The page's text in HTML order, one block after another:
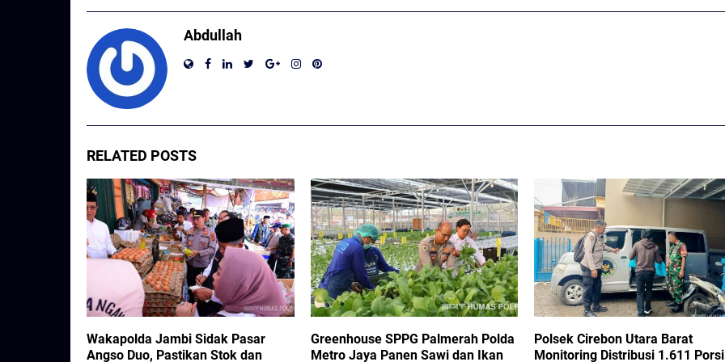
Abdullah
RELATED POSTS
Wakapolda Jambi Sidak Pasar
Angso Duo, Pastikan Stok dan
Greenhouse SPPG Palmerah Polda
Metro Jaya Panen Sawi dan Ikan
Polsek Cirebon Utara Barat
Monitoring Distribusi 1.611 Porsi